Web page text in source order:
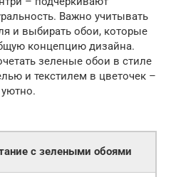
Важно учитывать
и выбирать обои, которые
концепцию дизайна.
зеленые обои в стиле
и текстилем в цветочек –
с зелеными обоями